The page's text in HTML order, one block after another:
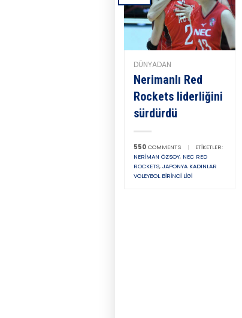
DÜNYADAN
Nerimanlı Red
Rockets liderliğini
sürdürdü
550 COMMENTS |
ETIKETLER:
NERIMAN ÖZSOY, NEC RED
ROCKETS, JAPONYA KADINLAR
VOLEYBOL BIRINCI LIGI